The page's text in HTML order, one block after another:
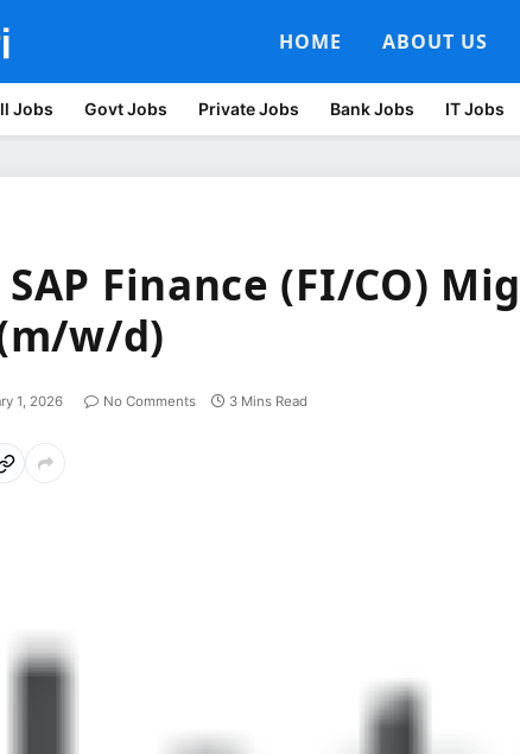
HOME ABOUT US
Jobs Govt Jobs Private Jobs Bank Jobs IT Jobs
Finance (FI/CO)
w/d)
1, 2026 No Comments 3 Mins Read